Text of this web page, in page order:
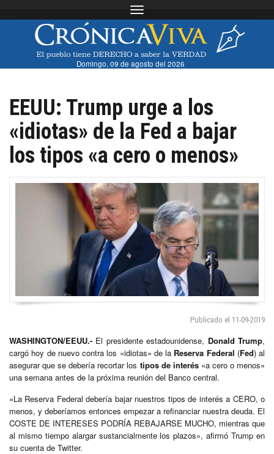
Toggle navigation
Domingo, 09 de agosto del 2026
EEUU: Trump urge a los
«idiotas» de la Fed a bajar
los tipos «a cero o menos»
Publicado el 11-09-2019
WASHINGTON/EEUU.- El presidente estadounidense, Donald Trump,
cargó hoy de nuevo contra los «idiotas» de la Reserva Federal (Fed) al
asegurar que se debería recortar los tipos de interés«a cero o menos»
una semana antes de la próxima reunión del Banco central.
«La Reserva Federal debería bajar nuestros tipos de interés a CERO, o
menos, y deberíamos entonces empezar a refinanciar nuestra deuda. El
COSTE DE INTERESES PODRÍA REBAJARSE MUCHO, mientras que
al mismo tiempo alargar sustancialmente los plazos», afirmó Trump en
su cuenta de Twitter.